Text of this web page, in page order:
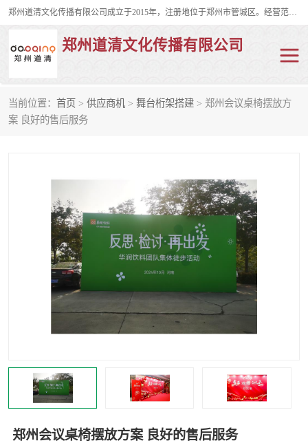
郑州道清文化传播有限公司成立于2015年，注册地位于郑州市管城区。经营范围包括会议及展览服务、庆典礼仪策划、企业形象策划、企业管理咨询、计算机图文设计、制作等。主要产品服务有：舞台桁架搭建，背景板搭建，灯光音响，雷亚舞台搭建、龙门架搭建、会议桌椅租赁、灯光音响租赁、空飘出租、气柱拱门租赁、喷绘写真制作、kt板制作。
郑州道清文化传播有限公司
当前位置： 首页 > 供应商机 > 舞台桁架搭建 > 郑州会议桌椅摆放方
案 良好的售后服务
郑州会议桌椅摆放方案 良好的售后服务
舞台桁架搭建
truss架出租
kt板制作 场地布置
背景板搭建 雷亚舞台搭建
龙门架搭建 会议桌椅租赁
空飘出租